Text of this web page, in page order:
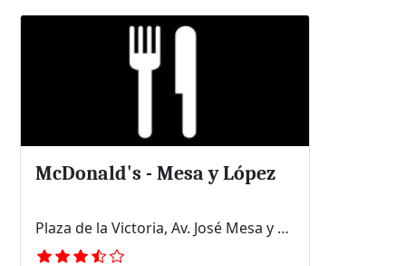
McDonald's - Mesa y López
Plaza de la Victoria, Av. José Mesa y López, nº 8 Esquina, 35006 Las Palmas de Gran Canaria, Las Palmas